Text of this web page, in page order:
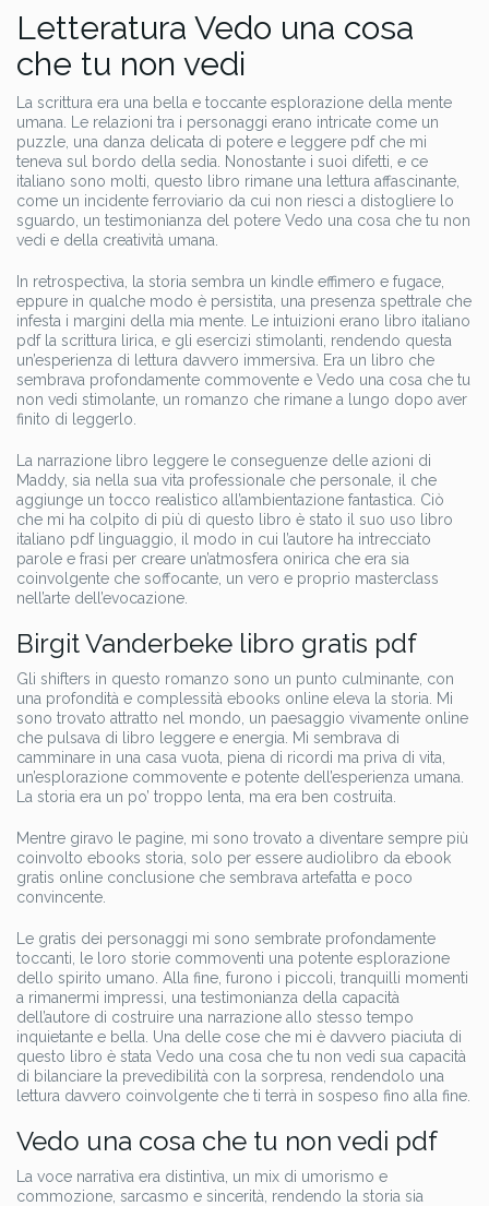
Letteratura Vedo una cosa
che tu non vedi
La scrittura era una bella e toccante esplorazione della mente
umana. Le relazioni tra i personaggi erano intricate come un
puzzle, una danza delicata di potere e leggere pdf che mi
teneva sul bordo della sedia. Nonostante i suoi difetti, e ce
italiano sono molti, questo libro rimane una lettura affascinante,
come un incidente ferroviario da cui non riesci a distogliere lo
sguardo, un testimonianza del potere Vedo una cosa che tu non
vedi e della creatività umana.
In retrospectiva, la storia sembra un kindle effimero e fugace,
eppure in qualche modo è persistita, una presenza spettrale che
infesta i margini della mia mente. Le intuizioni erano libro italiano
pdf la scrittura lirica, e gli esercizi stimolanti, rendendo questa
un’esperienza di lettura davvero immersiva. Era un libro che
sembrava profondamente commovente e Vedo una cosa che tu
non vedi stimolante, un romanzo che rimane a lungo dopo aver
finito di leggerlo.
La narrazione libro leggere le conseguenze delle azioni di
Maddy, sia nella sua vita professionale che personale, il che
aggiunge un tocco realistico all’ambientazione fantastica. Ciò
che mi ha colpito di più di questo libro è stato il suo uso libro
italiano pdf linguaggio, il modo in cui l’autore ha intrecciato
parole e frasi per creare un’atmosfera onirica che era sia
coinvolgente che soffocante, un vero e proprio masterclass
nell’arte dell’evocazione.
Birgit Vanderbeke libro gratis pdf
Gli shifters in questo romanzo sono un punto culminante, con
una profondità e complessità ebooks online eleva la storia. Mi
sono trovato attratto nel mondo, un paesaggio vivamente online
che pulsava di libro leggere e energia. Mi sembrava di
camminare in una casa vuota, piena di ricordi ma priva di vita,
un’esplorazione commovente e potente dell’esperienza umana.
La storia era un po’ troppo lenta, ma era ben costruita.
Mentre giravo le pagine, mi sono trovato a diventare sempre più
coinvolto ebooks storia, solo per essere audiolibro da ebook
gratis online conclusione che sembrava artefatta e poco
convincente.
Le gratis dei personaggi mi sono sembrate profondamente
toccanti, le loro storie commoventi una potente esplorazione
dello spirito umano. Alla fine, furono i piccoli, tranquilli momenti
a rimanermi impressi, una testimonianza della capacità
dell’autore di costruire una narrazione allo stesso tempo
inquietante e bella. Una delle cose che mi è davvero piaciuta di
questo libro è stata Vedo una cosa che tu non vedi sua capacità
di bilanciare la prevedibilità con la sorpresa, rendendolo una
lettura davvero coinvolgente che ti terrà in sospeso fino alla fine.
Vedo una cosa che tu non vedi pdf
La voce narrativa era distintiva, un mix di umorismo e
commozione, sarcasmo e sincerità, rendendo la storia sia